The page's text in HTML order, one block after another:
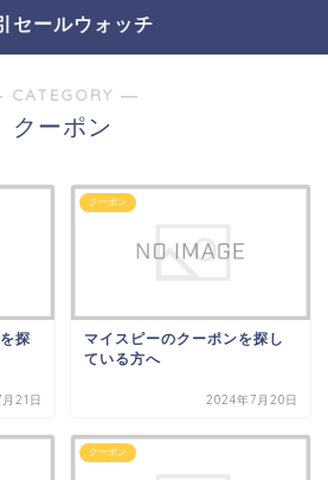
セールウォッチ
―
クーポン
探
21日
クーポン
マイスピーのクーポンを探し
ている方へ
2024年7月20日
クーポン